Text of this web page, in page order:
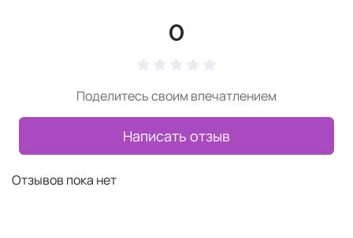
0
Поделитесь своим впечатлением
Написать отзыв
Отзывов пока нет